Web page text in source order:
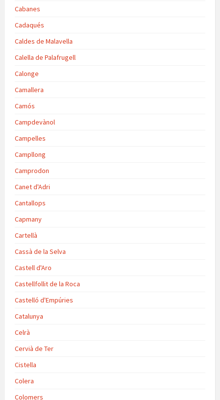
Cabanes
Cadaqués
Caldes de Malavella
Calella de Palafrugell
Calonge
Camallera
Camós
Campdevànol
Campelles
Campllong
Camprodon
Canet d'Adri
Cantallops
Capmany
Cartellà
Cassà de la Selva
Castell d'Aro
Castellfollit de la Roca
Castelló d'Empúries
Catalunya
Celrà
Cervià de Ter
Cistella
Colera
Colomers